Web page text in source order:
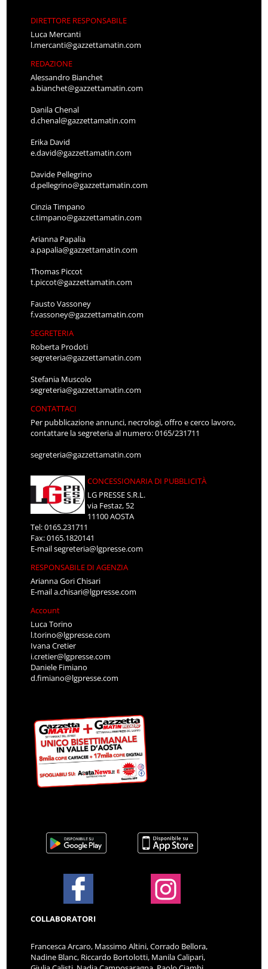
DIRETTORE RESPONSABILE
Luca Mercanti
l.mercanti@gazzettamatin.com
REDAZIONE
Alessandro Bianchet
a.bianchet@gazzettamatin.com
Danila Chenal
d.chenal@gazzettamatin.com
Erika David
e.david@gazzettamatin.com
Davide Pellegrino
d.pellegrino@gazzettamatin.com
Cinzia Timpano
c.timpano@gazzettamatin.com
Arianna Papalia
a.papalia@gazzettamatin.com
Thomas Piccot
t.piccot@gazzettamatin.com
Fausto Vassoney
f.vassoney@gazzettamatin.com
SEGRETERIA
Roberta Prodoti
segreteria@gazzettamatin.com
Stefania Muscolo
segreteria@gazzettamatin.com
CONTATTACI
Per pubblicazione annunci, necrologi, offro e cerco lavoro,
contattare la segreteria al numero: 0165/231711
segreteria@gazzettamatin.com
CONCESSIONARIA DI PUBBLICITÀ
LG PRESSE S.R.L.
via Festaz, 52
11100 AOSTA
Tel: 0165.231711
Fax: 0165.1820141
E-mailsegreteria@lgpresse.com
RESPONSABILE DI AGENZIA
Arianna Gori Chisari
E-maila.chisari@lgpresse.com
Account
Luca Torino
l.torino@lgpresse.com
Ivana Cretier
i.cretier@lgpresse.com
Daniele Fimiano
d.fimiano@lgpresse.com
COLLABORATORI
Francesca Arcaro, Massimo Altini, Corrado Bellora,
Nadine Blanc, Riccardo Bortolotti, Manila Calipari,